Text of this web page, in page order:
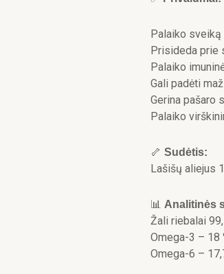
Palaiko
Prisideda prie
Palaiko
Gali padėti
Gerina pašaro
Palaiko
🦴 Sudėtis:
Lašišų aliejus
📊 Analitinės
Žali riebalai
Omega-3 – 18
Omega-6 –